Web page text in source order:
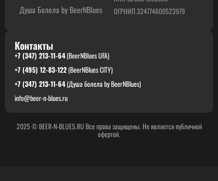
Душа Болела by BeerNBlues
ОГРНИП 324774600523979
Контакты
+7 (347) 213-11-64(BeerNBlues UFA)
+7 (495) 12-83-122(BeerNBlues CITY)
+7 (347) 213-11-64(Душа болела by BeerNBlues)
info@beer-n-blues.ru
2025 © BEER-N-BLUES.RU Все права защищены. Не является публичной
офертой.